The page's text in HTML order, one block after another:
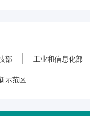
部 工业和信息化部
示范区